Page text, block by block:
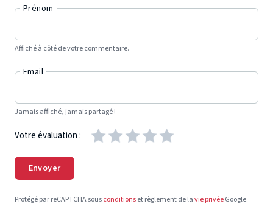
Prénom
Affiché à côté de votre commentaire.
Email
Jamais affiché, jamais partagé !
Votre évaluation :
Envoyer
Protégé par reCAPTCHA sousconditionset règlement de lavie privéeGoogle.